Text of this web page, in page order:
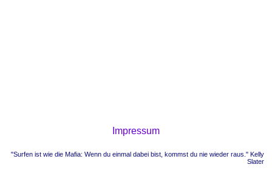
Impressum
"Surfen ist wie die Mafia: Wenn du einmal dabei bist, kommst du nie wieder raus." Kelly
Slater